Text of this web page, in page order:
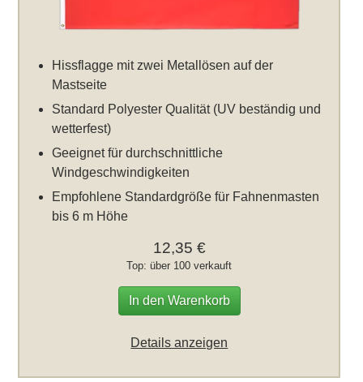
Hissflagge mit zwei Metallösen auf der
Mastseite
Standard Polyester Qualität (UV beständig und
wetterfest)
Geeignet für durchschnittliche
Windgeschwindigkeiten
Empfohlene Standardgröße für Fahnenmasten
bis 6 m Höhe
12,35 €
Top: über 100 verkauft
In den Warenkorb
Details anzeigen